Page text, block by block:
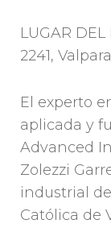
LUGAR
2241,
El experto
aplicada y
Advanced
Zolezzi
industrial
Católica de